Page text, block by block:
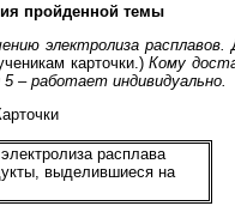
пройденной темы
электролиза
карточки.)Кому
– работает индивидуально.
расплава
выделившиеся на